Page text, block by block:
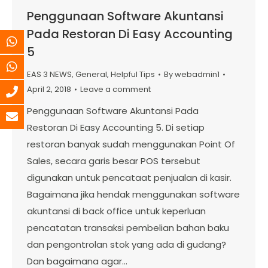
Penggunaan Software Akuntansi
Pada Restoran Di Easy Accounting
5
EAS 3 NEWS, General, Helpful Tips Bywebadmin1
April 2, 2018
Leave a comment
Penggunaan Software Akuntansi Pada
Restoran Di Easy Accounting 5. Di setiap
restoran banyak sudah menggunakan Point Of
Sales, secara garis besar POS tersebut
digunakan untuk pencataat penjualan di kasir.
Bagaimana jika hendak menggunakan software
akuntansi di back office untuk keperluan
pencatatan transaksi pembelian bahan baku
dan pengontrolan stok yang ada di gudang?
Dan bagaimana agar…